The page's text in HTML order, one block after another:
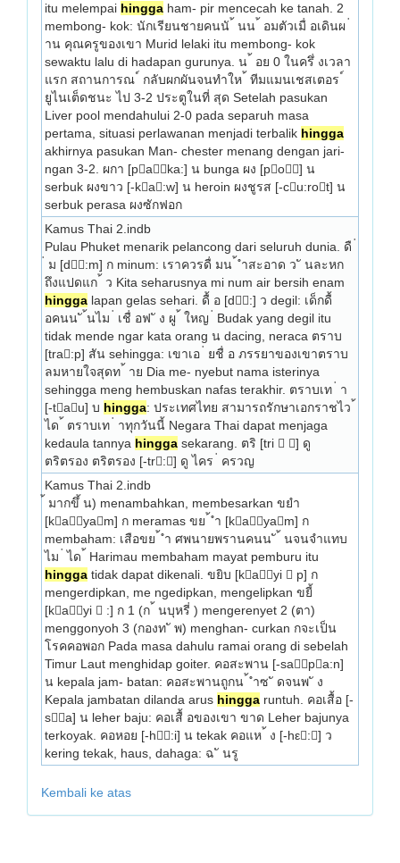
itu melempai hingga ham- pir mencecah ke tanah. 2
membong- kok: นักเรียนชายคนนั ้ นน ้ อมตัวเมื่ อเดินผ ่
าน คุณครูของเขา Murid lelaki itu membong- kok
sewaktu lalu di hadapan gurunya. น ้ อย 0 ในครึ่ งเวลา
แรก สถานการณ ์ กลับผกผันจนทำให ้ ทีมแมนเชสเตอร ์
ยูไนเต็ดชนะ ไป 3-2 ประตูในที่ สุด Setelah pasukan
Liver­ pool mendahului 2-0 pada separuh masa
pertama, situasi perlawanan menjadi terbalik hingga
akhirnya pasukan Man- chester menang dengan jari­
ngan 3-2. ผกา [paka:] น bunga ผง [po] น
serbuk ผงขาว [-ka:w] น heroin ผงชูรส [-cu:rot] น
serbuk perasa ผงซักฟอก
Kamus Thai 2.indb
Pulau Phuket menarik pelancong dari seluruh dunia. ดื
่ ม [d:m] ก minum: เราควรดื่ มน ้ ำสะอาด ว ั นละหก
hingga lapan gelas sehari. ดื้ อ [d:] ว degil: เด็กดื้
อคนน ั ้นไม ่ เชื่ อฟ ั ง ผู ้ ใหญ ่ Budak yang degil itu
tidak mende­ ngar kata orang น dacing, neraca ตราบ
[tra:p] สัน sehingga: เขาเอ ่ ยชื่ อ ภรรยาของเขาตราบ
ลมหายใจสุดท ้ าย Dia me- ­nyebut nama isterinya
sehingga meng­ hembuskan nafas terakhir. ตราบเท ่ า
[-tau] บ hingga: ประเทศไทย สามารถรักษาเอกราชไว ้
ได ้ ตราบเท ่ าทุกวันนี้ Ne­gara Thai dapat menjaga
kedaula­ tannya hingga sekarang. ตริ [tri  ] ดู
ตริตรอง ตริตรอง [-tr:] ดู ไคร ่ ครวญ
Kamus Thai 2.indb
้ มากขึ้ น) menambahkan, membesarkan ขยำ
[kayam] ก meramas ขย ้ ำ [kayam] ก
membaham: เสือขย ้ ำ ศพนายพรานคนน ั ้ นจนจำแทบ
hingga tidak dapat dikenali. ขยิบ [kayi  p] ก
mengerdipkan, me­ ngedipkan, mengelipkan ขยี้
[kayi  :] ก 1 (ก ้ นบุหรี่ ) mengerenyet 2 (ตา)
menggonyoh 3 (กองท ั พ) menghan- curkan กจะเป็น
โรคคอพอก Pada masa dahulu ramai orang di sebelah
Timur Laut menghidap goiter. คอสะพาน [-sapa:n]
น kepala jam- batan: คอสะพานถูกน ้ ำซ ั ดจนพ ั ง
Kepala jambatan dilanda arus hingga runtuh. คอเสื้อ [-
sa] น leher baju: คอเสื้ อของเขา ขาด Leher bajunya
terkoyak. คอหอย [-h:i] น tekak คอแห ้ ง [-hε:] ว
kering tekak, haus, dahaga: ฉ ั นรู
Kembali ke atas